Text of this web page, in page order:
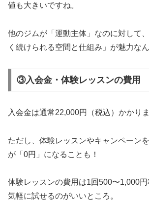
値も大きいですね。
他のジムが「運動主体」なのに対して
く続けられる空間と仕組み」が魅力なん
③入会金・体験レッスンの費用
入会金は通常22,000円（税込）かかりま
ただし、体験レッスンやキャンペーン
が「0円」になることも！
体験レッスンの費用は1回500〜1,000円
気軽に試せるのがいいところ。